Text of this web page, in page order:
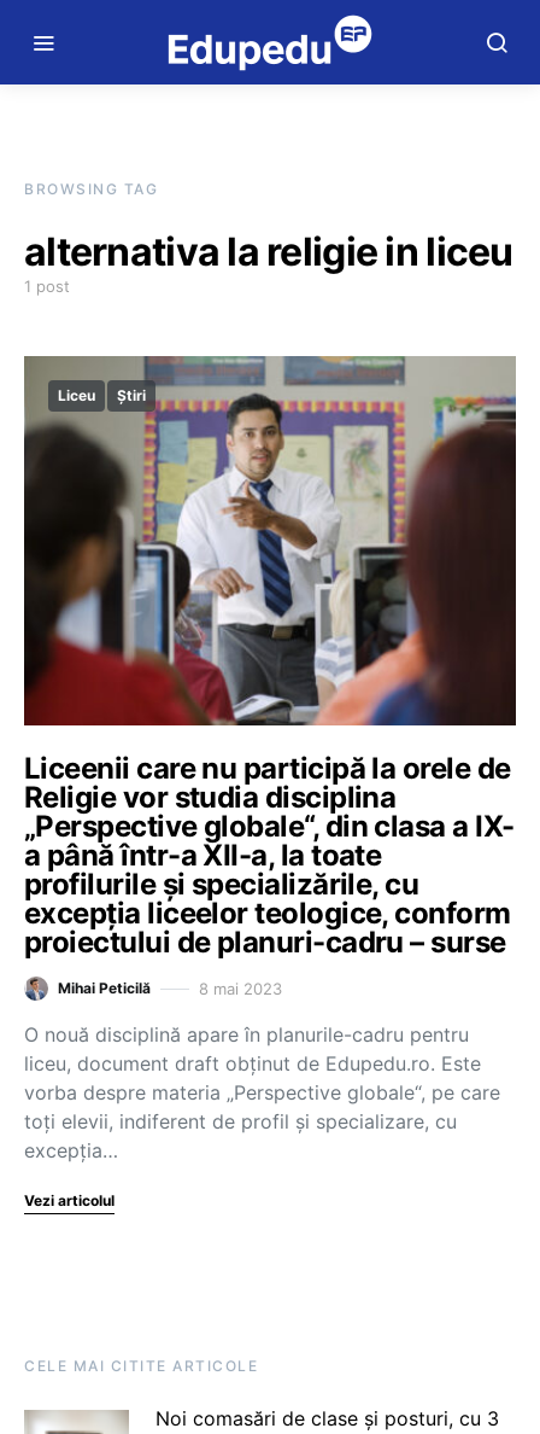
BROWSING TAG
alternativa la religie in liceu
1 post
Liceu Știri
Liceenii care nu participă la orele de
Religie vor studia disciplina
„Perspective globale“, din clasa a IX-
a până într-a XII-a, la toate
profilurile și specializările, cu
excepția liceelor teologice, conform
proiectului de planuri-cadru – surse
Mihai Peticilă 8 mai 2023
O nouă disciplină apare în planurile-cadru pentru
liceu, document draft obținut de Edupedu.ro. Este
vorba despre materia „Perspective globale“, pe care
toți elevii, indiferent de profil și specializare, cu
excepția…
Vezi articolul
CELE MAI CITITE ARTICOLE
Noi comasări de clase și posturi, cu 3